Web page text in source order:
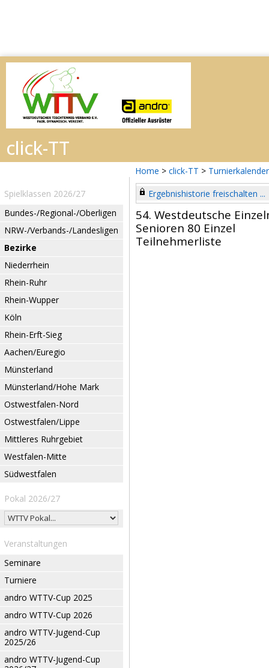
Home > click-TT > Turnierkalender
Spielklassen 2026/27
Bundes-/Regional-/Oberligen
NRW-/Verbands-/Landesligen
Bezirke
Niederrhein
Rhein-Ruhr
Rhein-Wupper
Köln
Rhein-Erft-Sieg
Aachen/Euregio
Münsterland
Münsterland/Hohe Mark
Ostwestfalen-Nord
Ostwestfalen/Lippe
Mittleres Ruhrgebiet
Westfalen-Mitte
Südwestfalen
Pokal 2026/27
Veranstaltungen
Seminare
Turniere
andro WTTV-Cup 2025
andro WTTV-Cup 2026
andro WTTV-Jugend-Cup
2025/26
andro WTTV-Jugend-Cup
Ergebnishistorie freischalten ...
54. Westdeutsche
Senioren 80 Einzel
Teilnehmerliste